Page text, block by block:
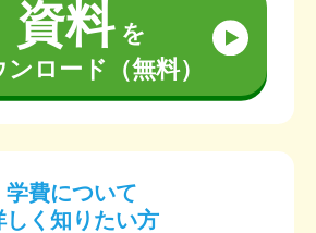
資料を
ロード（無料）
学費について
しく知りたい方